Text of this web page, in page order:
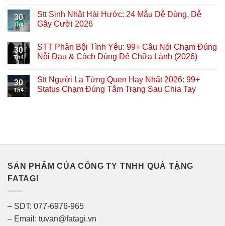
30
Th4
Stt Sinh Nhật Hài Hước: 24 Mẫu Dễ Dùng, Dễ
Gây Cười 2026
30
Th4
STT Phản Bội Tình Yêu: 99+ Câu Nói Chạm Đúng
Nỗi Đau & Cách Dùng Để Chữa Lành (2026)
30
Th4
Stt Người Lạ Từng Quen Hay Nhất 2026: 99+
Status Chạm Đúng Tâm Trạng Sau Chia Tay
SẢN PHẨM CỦA CÔNG TY TNHH QUÀ TẶNG
FATAGI
– SDT: 077-6976-965
– Email: tuvan@fatagi.vn